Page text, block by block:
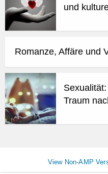
und
Romanze, Affäre und
Traum
View Non-AMP